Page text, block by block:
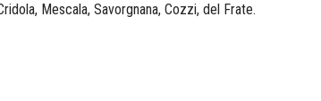
Mescala, Savorgnana, Cozzi, del Frate.